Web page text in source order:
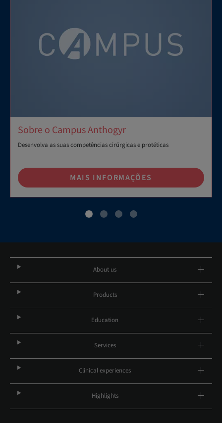
Sobre o Campus Anthogyr
Desenvolva as suas competências cirúrgicas e protéticas
MAIS INFORMAÇÕES
About us
Products
Education
Services
Clinical experiences
Highlights